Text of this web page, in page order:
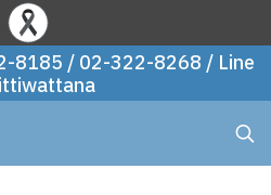
8185 / 02-322-8268 / Line